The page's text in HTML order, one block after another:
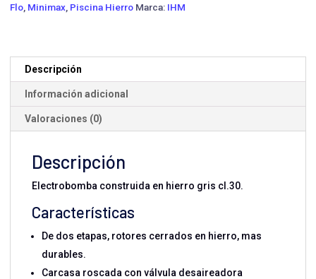
cantidad
Flo Minimax Piscina Hierro Marca: IHM
Descripción
Información adicional
Valoraciones (0)
Descripción
Electrobomba construida en hierro gris cl.30.
Características
De dos etapas, rotores cerrados en hierro, mas
durables.
Carcasa roscada con válvula desaireadora